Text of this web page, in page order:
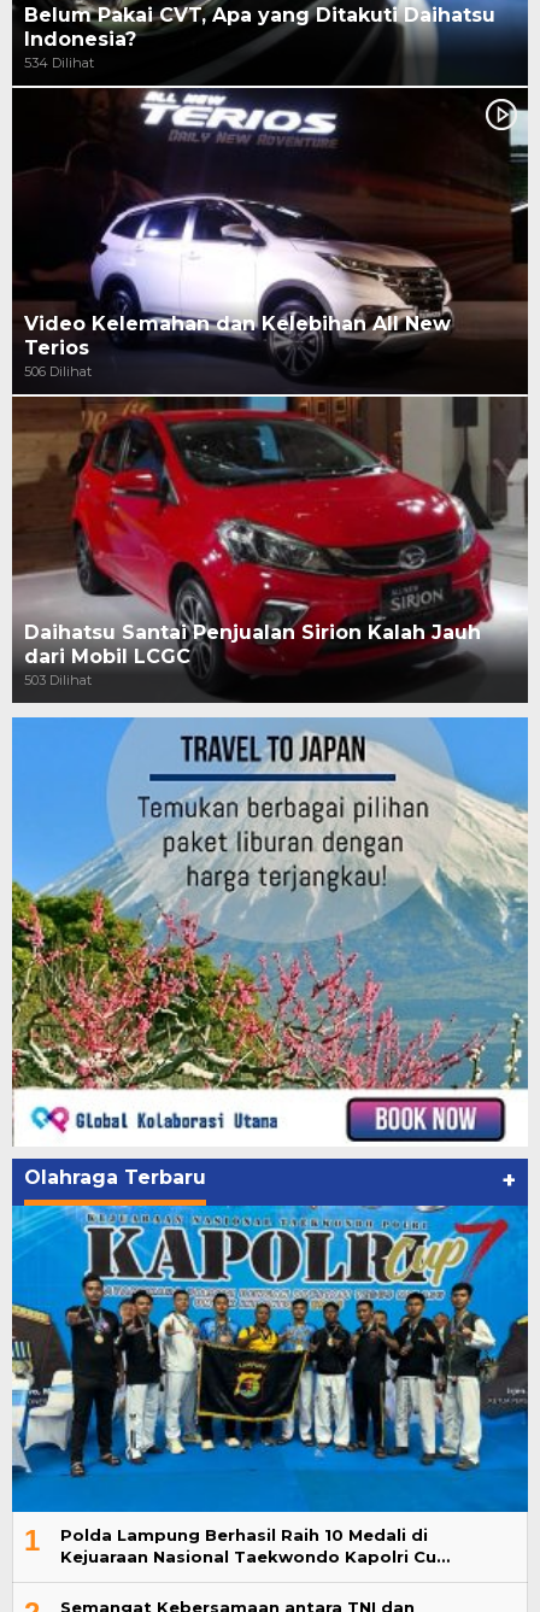
Belum Pakai CVT, Apa yang Ditakuti Daihatsu
Indonesia?
534 Dilihat
Video Kelemahan dan Kelebihan All New
Terios
506 Dilihat
Daihatsu Santai Penjualan Sirion Kalah Jauh
dari Mobil LCGC
503 Dilihat
Olahraga Terbaru +
1
Polda Lampung Berhasil Raih 10 Medali di
Kejuaraan Nasional Taekwondo Kapolri Cu…
Semangat Kebersamaan antara TNI dan